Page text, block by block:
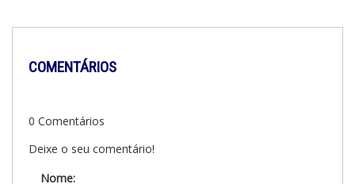
COMENTÁRIOS
0 Comentários
Deixe o seu comentário!
Nome: